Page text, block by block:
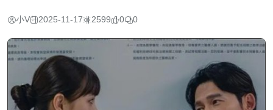
小V 2025-11-17 2599 0 0